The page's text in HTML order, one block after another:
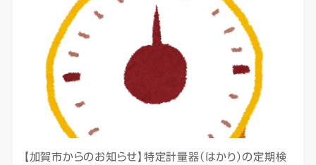
【加賀市からのお知らせ】特定計量器（はかり）の定期検